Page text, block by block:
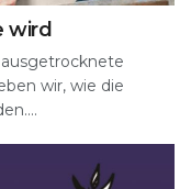
wird
ausgetrocknete
wir, wie die